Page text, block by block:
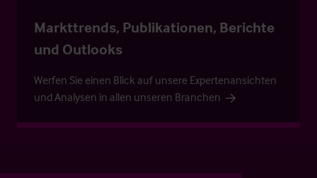
Markttrends, Publikationen, Berichte
und Outlooks
Werfen Sie einen Blick auf unsere Expertenansichten
und Analysen in allen unseren Branchen